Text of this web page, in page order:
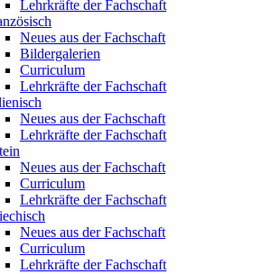
Lehrkräfte der Fachschaft
Neues aus der Fachschaft
Bildergalerien
Curriculum
Lehrkräfte der Fachschaft
Neues aus der Fachschaft
Lehrkräfte der Fachschaft
Neues aus der Fachschaft
Curriculum
Lehrkräfte der Fachschaft
Neues aus der Fachschaft
Curriculum
Lehrkräfte der Fachschaft